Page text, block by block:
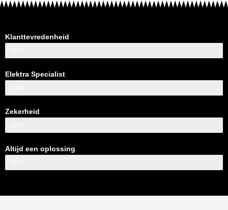
Klanttevredenheid
Elektra Specialist
Zekerheid
Altijd een oplossing